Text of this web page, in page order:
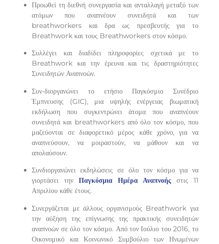
Προωθεί τη διεθνή συνεργασία και ανταλλαγή μεταξύ των
ατόμων που αναπνέουν συνειδητά και των
breathworkers και δρα ως πρεσβευτής για το
Breathwork και τους Breathworkers στον κόσμο.
Συλλέγει και διαδίδει πληροφορίες σχετικά με το
Breathwork και την έρευνα και τις δραστηριότητες
Συνειδητών Αναπνοών.
Συν-διοργανώνει το ετήσιο Παγκόσμιο Συνέδριο
Έμπνευσης (GIC), μια υψηλής ενέργειας βιωματική
εκδήλωση που συγκεντρώνει άτομα που αναπνέουν
συνειδητά και breathworkers από όλο τον κόσμο, που
μαζεύονται σε διαφορετικό μέρος κάθε χρόνο, για να
αναπνεύσουν, να μοιραστούν, να μάθουν και να
απολαύσουν.
Συνδιοργανώνει εκδηλώσεις σε όλο τον κόσμο για να
γιορτάσει την Παγκόσμια Ημέρα Αναπνοής στις 11
Απριλίου κάθε έτους.
Συνεργάζεται με άλλους οργανισμούς Breathwork για
την αύξηση της επίγνωσης της πρακτικής συνειδητών
αναπνοών σε όλο τον κόσμο. Από τον Ιούλιο του 2016, το
Οικονομικό και Κοινωνικό Συμβούλιο των Ηνωμένων